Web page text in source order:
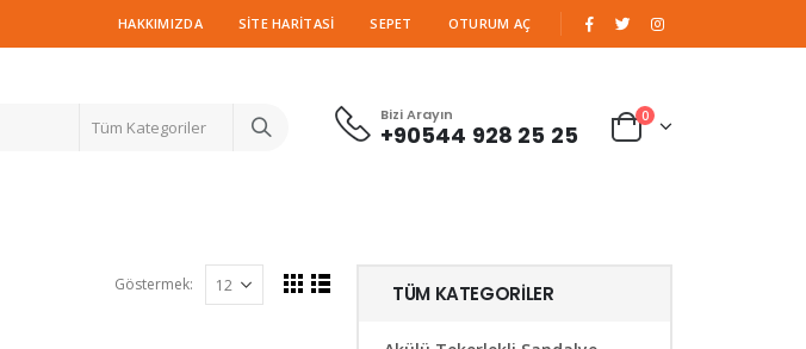
HAKKIMIZDA SITE HARITASI SEPET OTURUM AÇ
Tüm Kategoriler
Bizi Arayın
+90544 928 25 25
0
Göstermek: TÜM KATEGORILER